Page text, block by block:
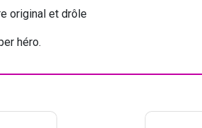
original et drôle
héro.